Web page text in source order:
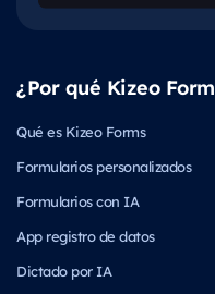
¿Por qué Kizeo
Qué es Kizeo Forms
Formularios personalizados
Formularios con IA
App registro de datos
Dictado por IA